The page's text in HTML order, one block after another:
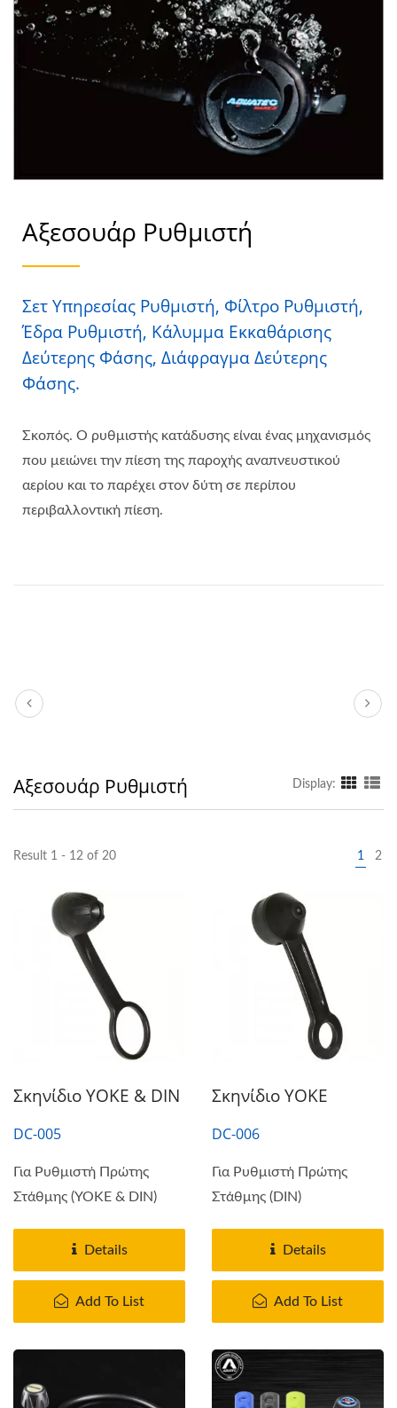
SCUBA AQUATEC
Αξεσουάρ Ρυθμιστή
Σετ Υπηρεσίας Ρυθμιστή, Φίλτρο Ρυθμιστή,
Έδρα Ρυθμιστή, Κάλυμμα Εκκαθάρισης
Δεύτερης Φάσης, Διάφραγμα Δεύτερης
Φάσης.
Σκοπός. Ο ρυθμιστής κατάδυσης είναι ένας μηχανισμός
που μειώνει την πίεση της παροχής αναπνευστικού
αερίου και το παρέχει στον δύτη σε περίπου
περιβαλλοντική πίεση.
Αξεσουάρ Ρυθμιστή Display:
Result 1 - 12 of 20 1 2
Σκηνίδιο YOKE & DIN
DC-005
Για Ρυθμιστή Πρώτης
Στάθμης (YOKE & DIN)
Details
Add To List
Σκηνίδιο YOKE
DC-006
Για Ρυθμιστή Πρώτης
Στάθμης (DIN)
Details
Add To List